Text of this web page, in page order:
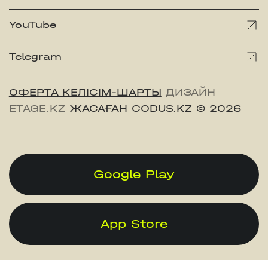
YouTube
Telegram
ОФЕРТА КЕЛІСІМ-ШАРТЫ ДИЗАЙН
ETAGE.KZ ЖАСАҒАН CODUS.KZ © 2026
Google Play
App Store